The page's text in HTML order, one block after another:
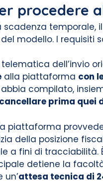
procedere
scadenza
del modello. I requisiti
telematica dell’invio
alla piattaforma con
compilato,
cancellare prima quei
piattaforma
della posizione
a fini di tracciabilità.
detiene la
attesa tecnica di